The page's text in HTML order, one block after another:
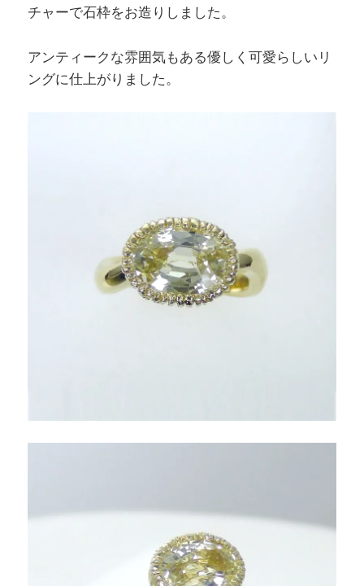
チャーで石枠をお造りしました。
アンティークな雰囲気もある優しく可愛らしいリ
ングに仕上がりました。